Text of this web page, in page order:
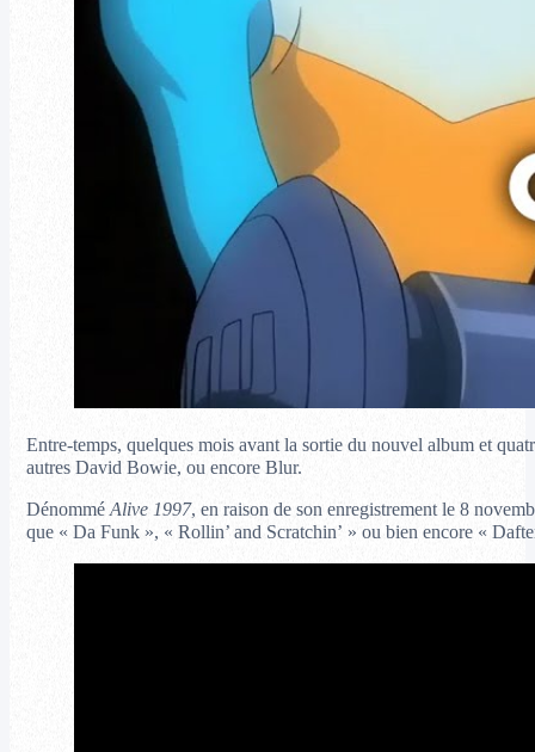
Entre-temps, quelques mois avant la sortie du nouvel album et
autres David Bowie, ou encore Blur.
DénomméAlive 1997, en raison de son enregistrement le 8
que « Da Funk », « Rollin’ and Scratchin’ » ou bien encore «